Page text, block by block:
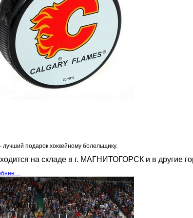
подарок хоккейному болельщику.
на складе в г. МАГНИТОГОРСК и в другие
...